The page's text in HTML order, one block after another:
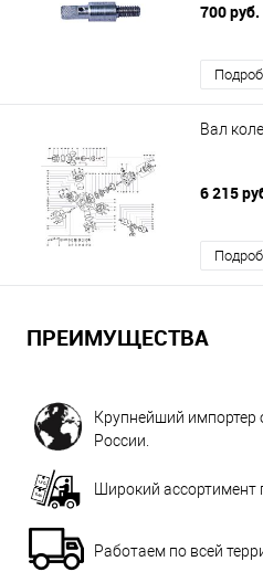
700 руб.
Вал
6 215
ПРЕИМУЩЕСТВА
Крупнейший импортер
России.
Широкий ассортимент
Работаем по всей